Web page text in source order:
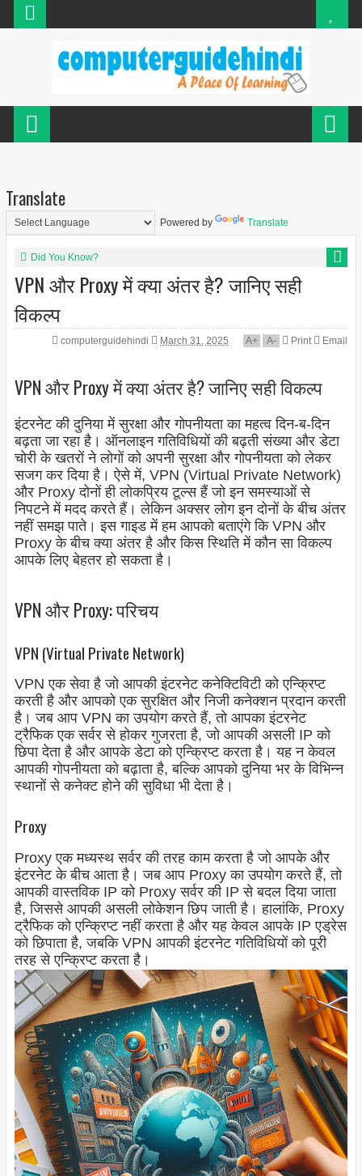
Translate
Powered by Translate
Did You Know?
VPN और Proxy में क्या अंतर है? जानिए सही
विकल्प
computerguidehindi March 31, 2025 A+ A- Print Email
VPN और Proxy में क्या अंतर है? जानिए सही विकल्प
इंटरनेट की दुनिया में सुरक्षा और गोपनीयता का महत्व दिन-ब-दिन
बढ़ता जा रहा है। ऑनलाइन गतिविधियों की बढ़ती संख्या और डेटा
चोरी के खतरों ने लोगों को अपनी सुरक्षा और गोपनीयता को लेकर
सजग कर दिया है। ऐसे में, VPN (Virtual Private Network)
और Proxy दोनों ही लोकप्रिय टूल्स हैं जो इन समस्याओं से
निपटने में मदद करते हैं। लेकिन अक्सर लोग इन दोनों के बीच अंतर
नहीं समझ पाते। इस गाइड में हम आपको बताएंगे कि VPN और
Proxy के बीच क्या अंतर है और किस स्थिति में कौन सा विकल्प
आपके लिए बेहतर हो सकता है।
VPN और Proxy: परिचय
VPN (Virtual Private Network)
VPN एक सेवा है जो आपकी इंटरनेट कनेक्टिविटी को एन्क्रिप्ट
करती है और आपको एक सुरक्षित और निजी कनेक्शन प्रदान करती
है। जब आप VPN का उपयोग करते हैं, तो आपका इंटरनेट
ट्रैफिक एक सर्वर से होकर गुजरता है, जो आपकी असली IP को
छिपा देता है और आपके डेटा को एन्क्रिप्ट करता है। यह न केवल
आपकी गोपनीयता को बढ़ाता है, बल्कि आपको दुनिया भर के विभिन्न
स्थानों से कनेक्ट होने की सुविधा भी देता है।
Proxy
Proxy एक मध्यस्थ सर्वर की तरह काम करता है जो आपके और
इंटरनेट के बीच आता है। जब आप Proxy का उपयोग करते हैं, तो
आपकी वास्तविक IP को Proxy सर्वर की IP से बदल दिया जाता
है, जिससे आपकी असली लोकेशन छिप जाती है। हालांकि, Proxy
ट्रैफिक को एन्क्रिप्ट नहीं करता है और यह केवल आपके IP एड्रेस
को छिपाता है, जबकि VPN आपकी इंटरनेट गतिविधियों को पूरी
तरह से एन्क्रिप्ट करता है।